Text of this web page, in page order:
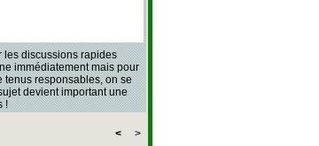
les discussions rapides
immédiatement mais pour
tenus responsables, on se
devient important une
!
< >